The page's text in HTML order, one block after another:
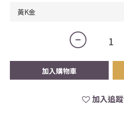
加入購物車
加入追